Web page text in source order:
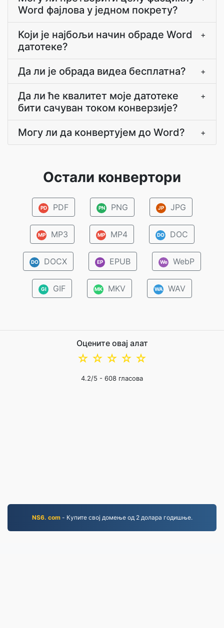
Word фајлова у једном покрету?
Који је најбољи начин обраде Word
датотеке?
+
Да ли је обрада видеа бесплатна? +
Да ли ће квалитет моје датотеке
бити сачуван током конверзије?
+
Могу ли да конвертујем до Word? +
Остали конвертори
PD PDF PN PNG JP JPG
MP MP3 MP MP4 DO DOC
DO DOCX EP EPUB We WebP
GI GIF MK MKV WA WAV
Оцените овај алат
☆
☆
☆
☆
☆
4.2/5 - 608 гласова
NS6. com- Купите свој домење од 2 долара годишње.